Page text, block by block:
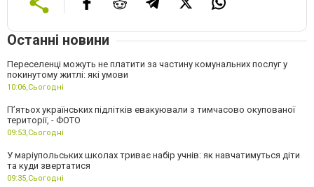
Останні новини
Переселенці можуть не платити за частину комунальних послуг у
покинутому житлі: які умови
10:06,Сьогодні
П’ятьох українських підлітків евакуювали з тимчасово окупованої
території, - ФОТО
09:53,Сьогодні
У маріупольських школах триває набір учнів: як навчатимуться діти
та куди звертатися
09:35,Сьогодні